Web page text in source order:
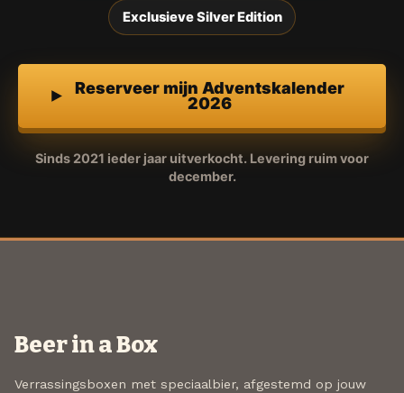
Exclusieve Silver Edition
Reserveer mijn Adventskalender
2026
Sinds 2021 ieder jaar uitverkocht. Levering ruim voor
december.
Beer in a Box
Verrassingsboxen met speciaalbier, afgestemd op jouw